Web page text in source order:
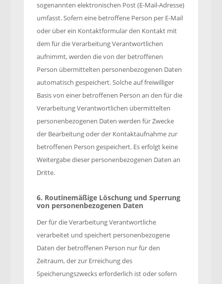
sogenannten elektronischen Post (E-Mail-Adresse)
umfasst. Sofern eine betroffene Person per E-Mail
oder über ein Kontaktformular den Kontakt mit
dem für die Verarbeitung Verantwortlichen
aufnimmt, werden die von der betroffenen
Person übermittelten personenbezogenen Daten
automatisch gespeichert. Solche auf freiwilliger
Basis von einer betroffenen Person an den für die
Verarbeitung Verantwortlichen übermittelten
personenbezogenen Daten werden für Zwecke
der Bearbeitung oder der Kontaktaufnahme zur
betroffenen Person gespeichert. Es erfolgt keine
Weitergabe dieser personenbezogenen Daten an
Dritte.
6. Routinemäßige Löschung und Sperrung
von personenbezogenen Daten
Der für die Verarbeitung Verantwortliche
verarbeitet und speichert personenbezogene
Daten der betroffenen Person nur für den
Zeitraum, der zur Erreichung des
Speicherungszwecks erforderlich ist oder sofern